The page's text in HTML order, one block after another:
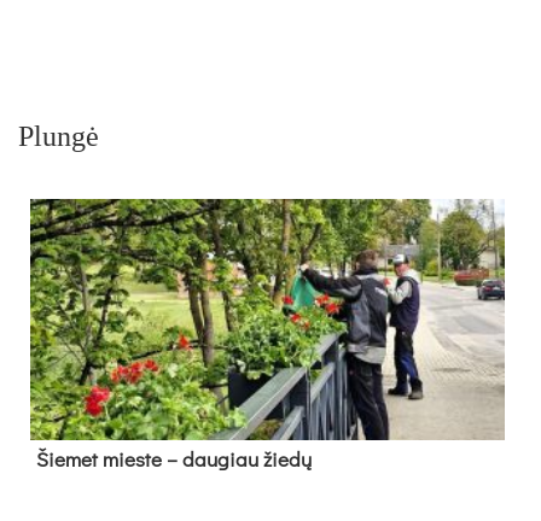
Plungė
Šie­met mies­te – dau­giau žie­dų